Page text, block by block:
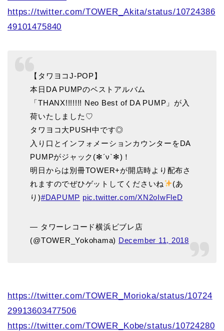
https://twitter.com/TOWER_Akita/status/10724386
49101475840
【タワヨコJ-POP】
本日DA PUMPのベストアルバム
「THANX!!!!!!! Neo Best of DA PUMP」が入
荷いたしました♡
タワヨコ大PUSH中です◎
入り口とインフォメーションカウンターをDA
PUMPがジャック(✻´ν`✻)！
明日からは別冊TOWER+が開店時より配布さ
れますのでぜひゲットしてくださいね
(あ
り)#DAPUMP pic.twitter.com/XN2oIwFleD
— タワーレコード横浜ビブレ店
(@TOWER_Yokohama) December 11, 2018
https://twitter.com/TOWER_Morioka/status/10724
29913603477506
https://twitter.com/TOWER_Kobe/status/10724280